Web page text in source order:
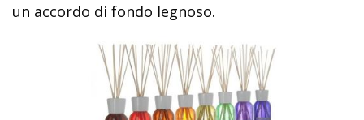
un accordo di fondo legnoso.